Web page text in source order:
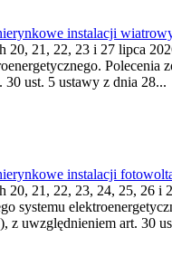
instalacji
21, 22, 23 i 27 lipca
ust. 5 ustawy z dnia 28...
instalacji
21, 22, 23, 24, 25, 26
systemu
z uwzględnieniem art. 30